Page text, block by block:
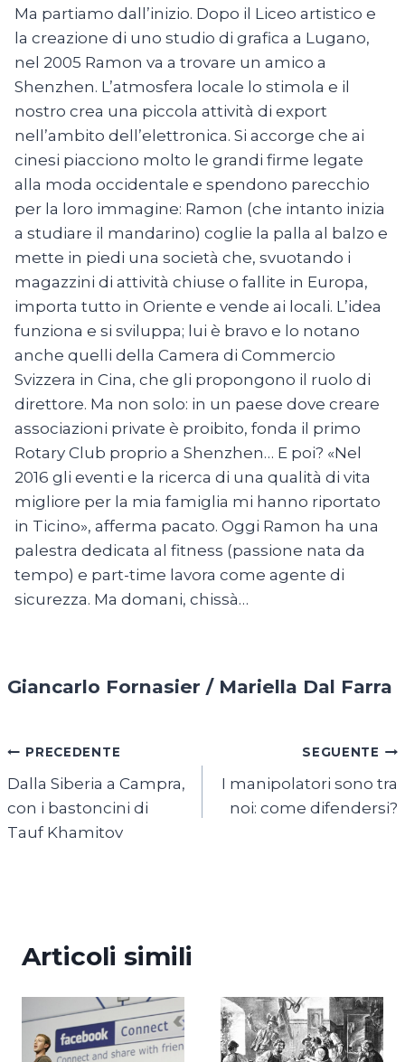
Ma partiamo dall’inizio. Dopo il Liceo artistico e
la creazione di uno studio di grafica a Lugano,
nel 2005 Ramon va a trovare un amico a
Shenzhen. L’atmosfera locale lo stimola e il
nostro crea una piccola attività di export
nell’ambito dell’elettronica. Si accorge che ai
cinesi piacciono molto le grandi firme legate
alla moda occidentale e spendono parecchio
per la loro immagine: Ramon (che intanto inizia
a studiare il mandarino) coglie la palla al balzo e
mette in piedi una società che, svuotando i
magazzini di attività chiuse o fallite in Europa,
importa tutto in Oriente e vende ai locali. L’idea
funziona e si sviluppa; lui è bravo e lo notano
anche quelli della Camera di Commercio
Svizzera in Cina, che gli propongono il ruolo di
direttore. Ma non solo: in un paese dove creare
associazioni private è proibito, fonda il primo
Rotary Club proprio a Shenzhen… E poi? «Nel
2016 gli eventi e la ricerca di una qualità di vita
migliore per la mia famiglia mi hanno riportato
in Ticino», afferma pacato. Oggi Ramon ha una
palestra dedicata al fitness (passione nata da
tempo) e part-time lavora come agente di
sicurezza. Ma domani, chissà…
Giancarlo Fornasier / Mariella Dal Farra
Navigazione
articoli
PRECEDENTE
Dalla Siberia a Campra,
con i bastoncini di
Tauf Khamitov
SEGUENTE
I manipolatori sono tra
noi: come difendersi?
Articoli simili